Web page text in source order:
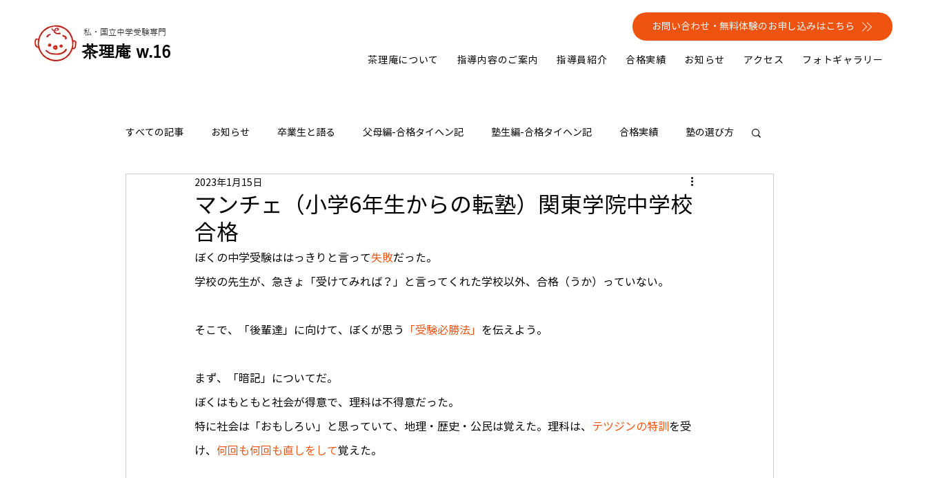
私・国立中学受験専門
​茶理庵 w.16
お問い合わせ・無料体験のお申し込みはこちら
茶理庵について 指導内容のご案内 指導員紹介 合格実績 お知らせ アクセス フォトギャラリー
すべての記事 お知らせ 卒業生と語る 父母編-合格タイヘン記 塾生編-合格タイヘン記 合格実績 塾の選び方
志望校の選び方 チャーリーのひとり言
マンチェ（小学6年生からの転塾）関東学院中学校
合格
2023年1月15日
ぼくの中学受験ははっきりと言って失敗だった。
学校の先生が、急きょ「受けてみれば？」と言ってくれた学校以外、合格（うか）っていない。
そこで、「後輩達」に向けて、ぼくが思う 「受験必勝法」 を伝えよう。
まず、「暗記」についてだ。
ぼくはもともと社会が得意で、理科は不得意だった。
特に社会は「おもしろい」と思っていて、地理・歴史・公民は覚えた。理科は、 テツジンの特訓 を受
け、 何回も何回も直しをして覚えた。